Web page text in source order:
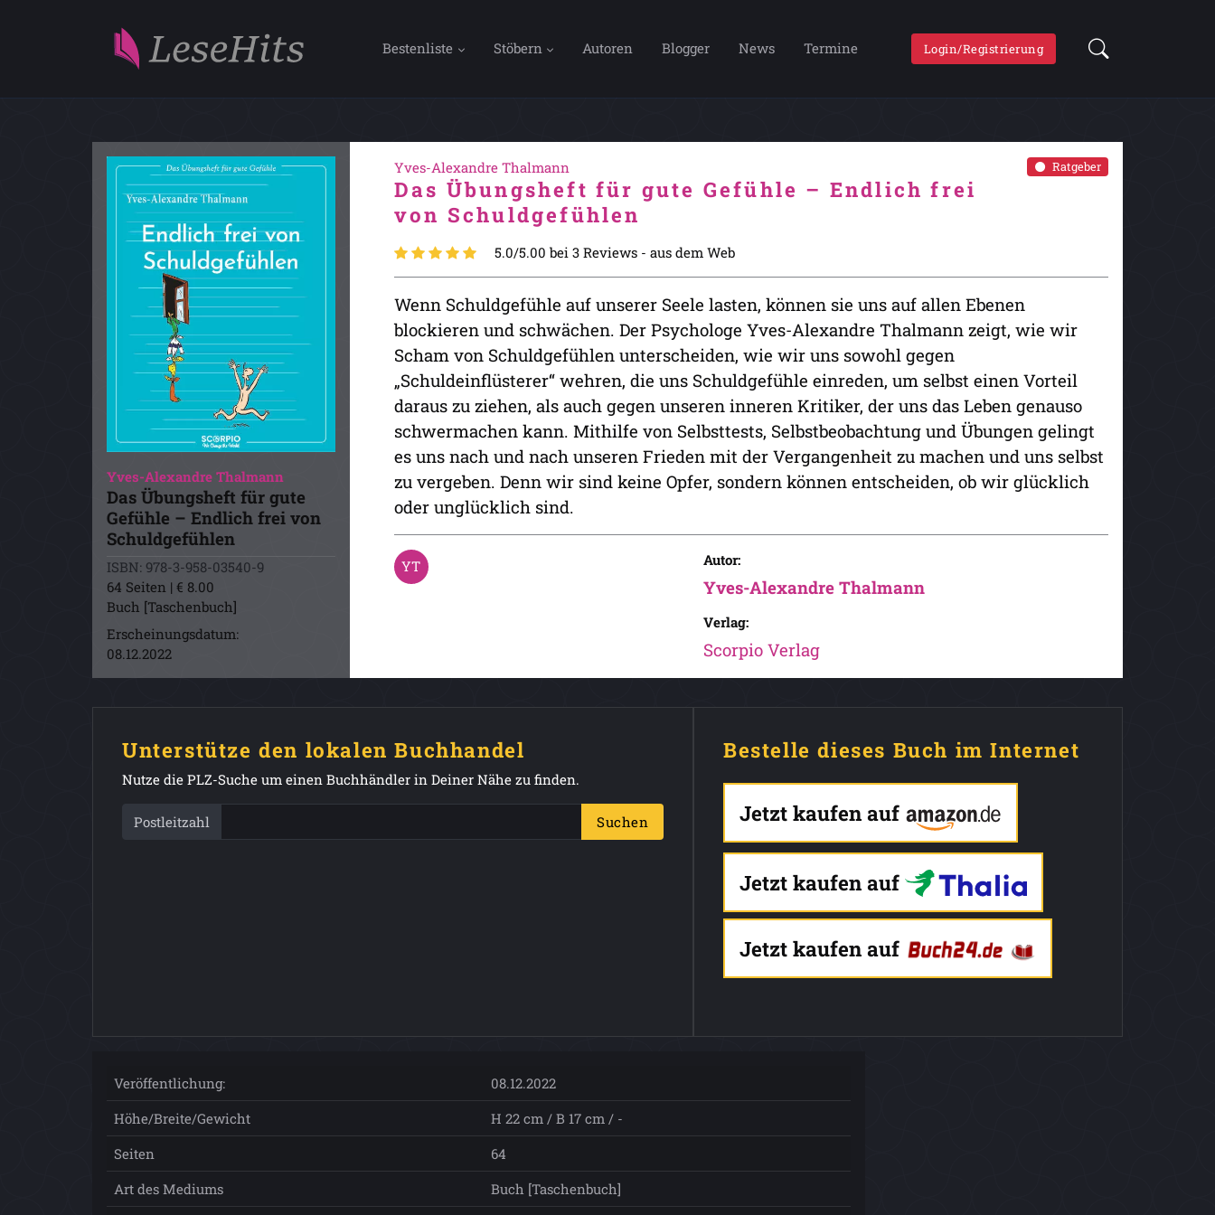
Bestenliste Stöbern Autoren Blogger News Termine Login/Registrierung
Yves-Alexandre Thalmann
Das Übungsheft für gute
Gefühle – Endlich frei von
Schuldgefühlen
ISBN: 978-3-958-03540-9
64 Seiten | € 8.00
Buch [Taschenbuch]
Erscheinungsdatum:
08.12.2022
Ratgeber
Yves-Alexandre Thalmann
Das Übungsheft für gute Gefühle – Endlich frei
von Schuldgefühlen
5.0/5.00 bei 3 Reviews - aus dem Web
Wenn Schuldgefühle auf unserer Seele lasten, können sie uns auf allen Ebenen
blockieren und schwächen. Der Psychologe Yves-Alexandre Thalmann zeigt, wie wir
Scham von Schuldgefühlen unterscheiden, wie wir uns sowohl gegen
„Schuldeinflüsterer“ wehren, die uns Schuldgefühle einreden, um selbst einen Vorteil
daraus zu ziehen, als auch gegen unseren inneren Kritiker, der uns das Leben genauso
schwermachen kann. Mithilfe von Selbsttests, Selbstbeobachtung und Übungen gelingt
es uns nach und nach unseren Frieden mit der Vergangenheit zu machen und uns selbst
zu vergeben. Denn wir sind keine Opfer, sondern können entscheiden, ob wir glücklich
oder unglücklich sind.
Autor:
Yves-Alexandre Thalmann
Verlag:
Scorpio Verlag
Unterstütze den lokalen Buchhandel
Nutze die PLZ-Suche um einen Buchhändler in Deiner Nähe zu finden.
Postleitzahl Suchen
Bestelle dieses Buch im Internet
Jetzt kaufen auf
Jetzt kaufen auf
Jetzt kaufen auf
Veröffentlichung:
08.12.2022
Höhe/Breite/Gewicht
H 22 cm / B 17 cm / -
Seiten
64
Art des Mediums
Buch [Taschenbuch]